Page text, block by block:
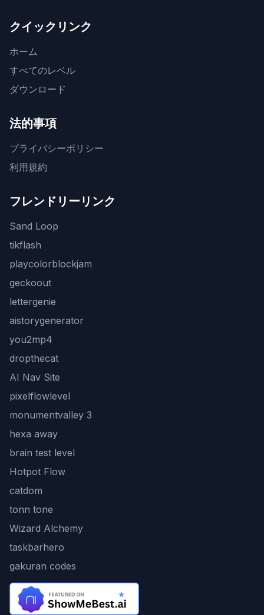
クイックリンク
ホーム
すべてのレベル
ダウンロード
法的事項
プライバシーポリシー
利用規約
フレンドリーリンク
Sand Loop
tikflash
playcolorblockjam
geckoout
lettergenie
aistorygenerator
you2mp4
dropthecat
AI Nav Site
pixelflowlevel
monumentvalley 3
hexa away
brain test level
Hotpot Flow
catdom
tonn tone
Wizard Alchemy
taskbarhero
gakuran codes